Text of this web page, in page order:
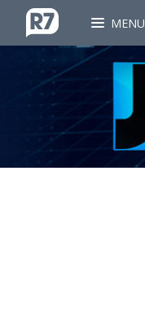
MENU